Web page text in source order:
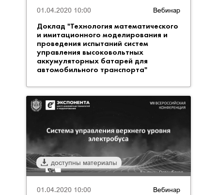
Вебинар
Доклад "Технология математического
и имитационного моделирования и
проведения испытаний систем
управления высоковольтных
аккумуляторных батарей для
автомобильного транспорта"
01.04.2020 10:00
Вебинар
01.04.2020 10:00
доступны материалы